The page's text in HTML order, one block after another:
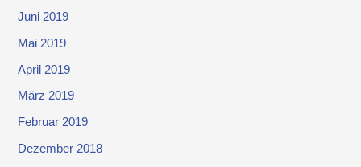
Juni 2019
Mai 2019
April 2019
März 2019
Februar 2019
Dezember 2018